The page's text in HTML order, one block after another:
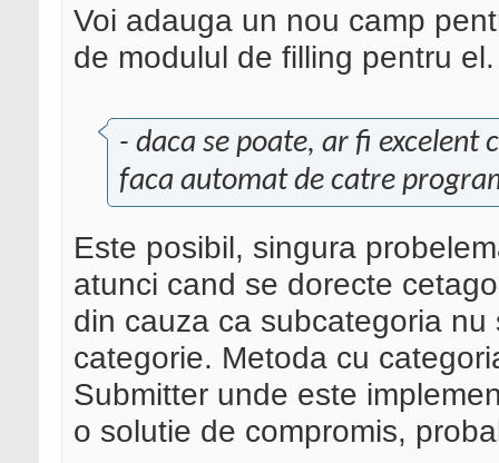
Voi adauga un nou camp
de modulul de filling pentru
- daca se poate, ar fi excelent
faca automat de catre
Este posibil, singura
atunci cand se dorecte
din cauza ca subcategoria
categorie. Metoda cu
Submitter unde este
o solutie de compromis,